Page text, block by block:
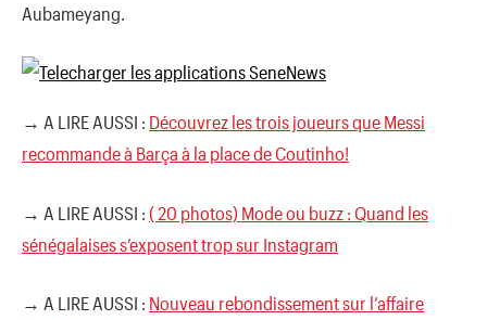
Aubameyang.
→ A LIRE AUSSI : Découvrez les trois joueurs que Messi
recommande à Barça à la place de Coutinho!
→ A LIRE AUSSI : ( 20 photos) Mode ou buzz : Quand les
sénégalaises s’exposent trop sur Instagram
→ A LIRE AUSSI : Nouveau rebondissement sur l’affaire